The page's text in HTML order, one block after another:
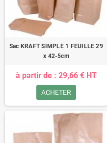
Sac KRAFT SIMPLE 1 FEUILLE 29
x 42-5cm
à partir de : 29,66 € HT
ACHETER